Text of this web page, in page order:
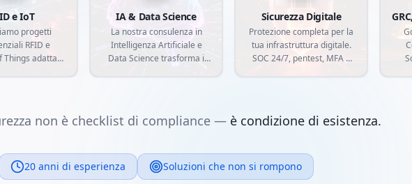
e IoT
progetti
RFID e
Things adattati
di sensori
personalizzate
il mondo
digitale,
IA & Data Science
La nostra consulenza in
Intelligenza Artificiale e
Data Science trasforma i
automazioni intelligenti su
esigenze del mercato e alle
necessità specifiche della
tua azienda.
Sicurezza Digitale
Protezione completa per la
tua infrastruttura digitale.
SOC 24/7, pentest, MFA e
avanzate.
non è checklist di compliance — è condizione di esistenza.
20 anni di esperienza Soluzioni che non si rompono